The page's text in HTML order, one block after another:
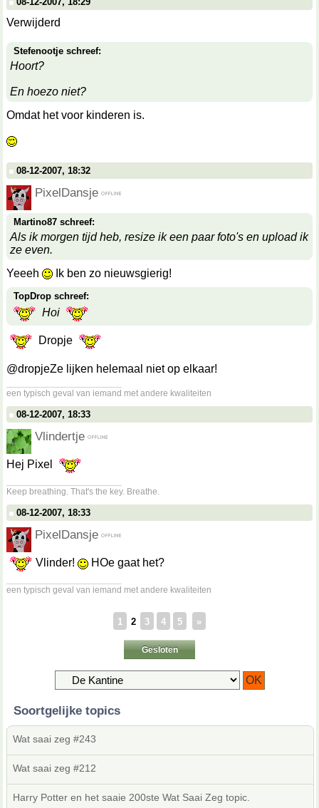
Verwijderd
Stefenootje schreef:
Hoort?
En hoezo niet?
Omdat het voor kinderen is.
08-12-2007, 18:32
PixelDansje
Martino87 schreef:
Als ik morgen tijd heb, resize ik een paar foto's en upload ik
ze even.
Yeeeh
Ik ben zo nieuwsgierig!
TopDrop schreef:
Hoi
Dropje
@dropjeZe lijken helemaal niet op elkaar!
een typisch geval van iemand met andere kwaliteiten
08-12-2007, 18:33
Vlindertje
Hej Pixel
Keep breathing. That's the key. Breathe.
08-12-2007, 18:33
PixelDansje
Vlinder!
HOe gaat het?
een typisch geval van iemand met andere kwaliteiten
1 2 3 4 5 »
Gesloten
Soortgelijke topics
Wat saai zeg #243
Wat saai zeg #212
Harry Potter en het saaie 200ste Wat Saai Zeg topic.